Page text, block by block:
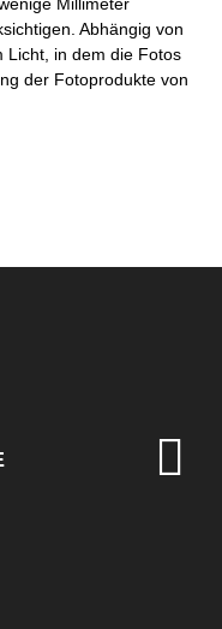
Abhängig von
Licht, in dem die Fotos
der Fotoprodukte von